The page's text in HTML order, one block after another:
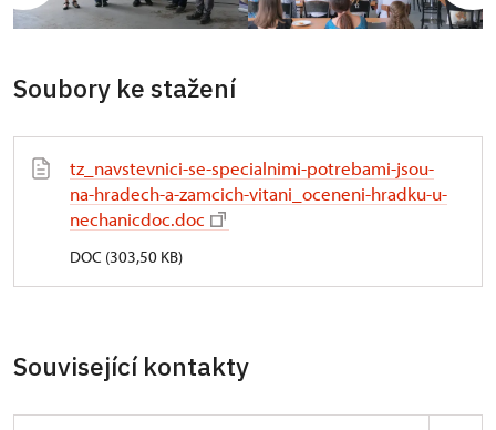
Soubory ke stažení
tz_navstevnici-se-specialnimi-potrebami-jsou-
na-hradech-a-zamcich-vitani_oceneni-hradku-u-
nechanicdoc.doc
DOC (303,50 KB)
Související kontakty